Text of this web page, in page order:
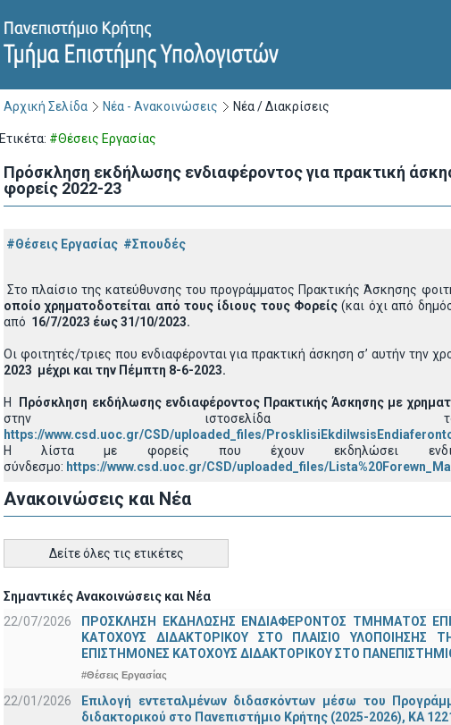
Αρχική Σελίδα Νέα - Ανακοινώσεις Νέα / Διακρίσεις
Ετικέτα: #Θέσεις Εργασίας
Πρόσκληση εκδήλωσης ενδιαφέροντος για πρακτική
φορείς 2022-23
#Θέσεις Εργασίας #Σπουδές
Στο πλαίσιο της κατεύθυνσης του προγράμματος Πρακτικής Άσκησης
οποίο χρηματοδοτείται από τους ίδιους τους Φορείς (και όχι από
από 16/7/2023 έως 31/10/2023.
Οι φοιτητές/τριες που ενδιαφέρονται για πρακτική άσκηση σ’ αυτήν την
2023 μέχρι και την Πέμπτη 8-6-2023.
Η Πρόσκληση εκδήλωσης ενδιαφέροντος Πρακτικής Άσκησης με
στην ιστοσελίδα
https://www.csd.uoc.gr/CSD/uploaded_files/
H λίστα με φορείς που έχουν εκδηλώσει
σύνδεσμο: https://www.csd.uoc.gr/CSD/uploaded_files/
Ανακοινώσεις και Νέα
Δείτε όλες τις ετικέτες
Σημαντικές Ανακοινώσεις και Νέα
22/07/2026
ΠΡΟΣΚΛΗΣΗ ΕΚΔΗΛΩΣΗΣ ΕΝΔΙΑΦΕΡΟΝΤΟΣ ΤΜΗΜΑΤΟΣ
ΚΑΤΟΧΟΥΣ ΔΙΔΑΚΤΟΡΙΚΟΥ ΣΤΟ ΠΛΑΙΣΙΟ ΥΛΟΠΟΙΗΣΗΣ
ΕΠΙΣΤΗΜΟΝΕΣ ΚΑΤΟΧΟΥΣ ΔΙΔΑΚΤΟΡΙΚΟΥ ΣΤΟ
#Θέσεις Εργασίας
22/01/2026
Επιλογή εντεταλμένων διδασκόντων μέσω του
διδακτορικού στο Πανεπιστήμιο Κρήτης (2025-2026), ΚΑ